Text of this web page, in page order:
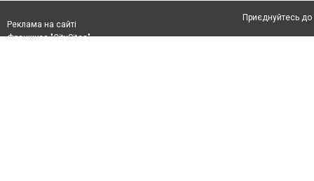
Реклама на сайті
Франшиза "CitySites"
Приєднуйтесь до